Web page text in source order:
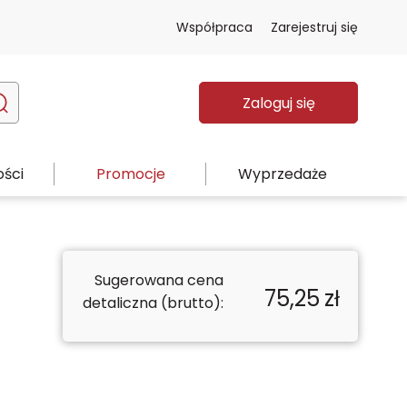
Współpraca Zarejestruj się
Zaloguj się
Promocje Wyprzedaże
Sugerowana cena
detaliczna (brutto):
75,25 zł